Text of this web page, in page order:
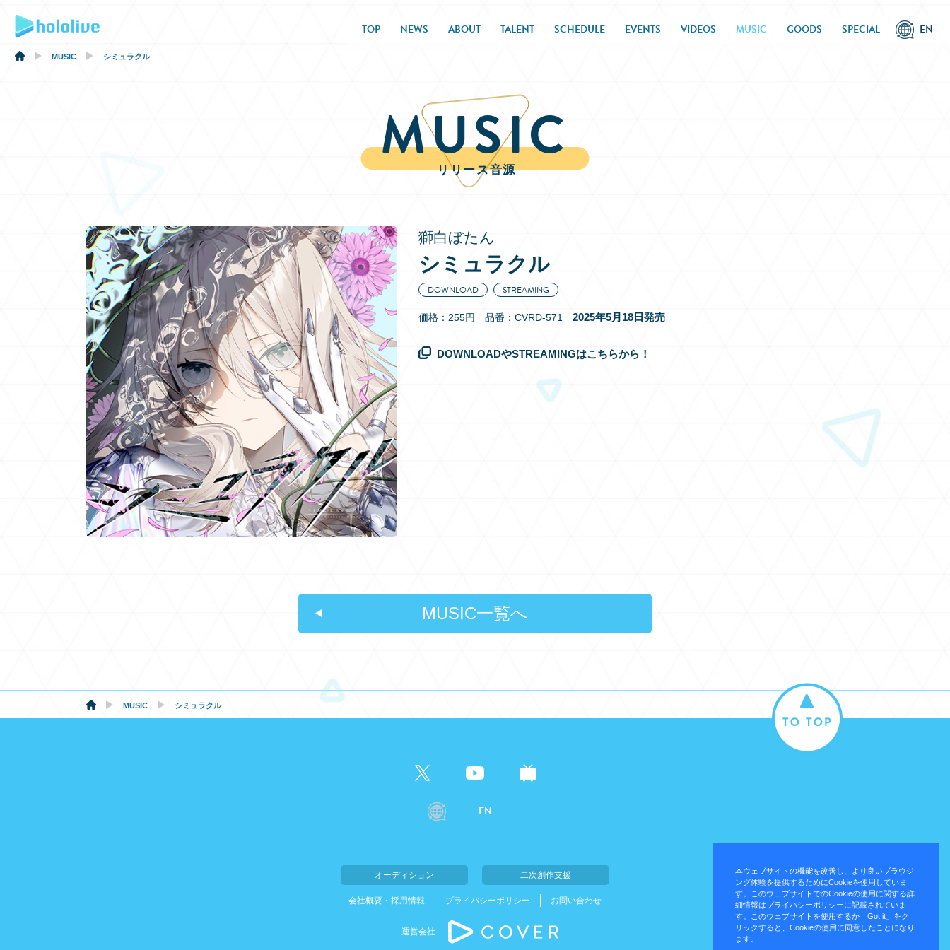
本ウェブサイトの機能を改善し、より良いブラウジ
ング体験を提供するためにCookieを使用していま
す。このウェブサイトでのCookieの使用に関する詳
細情報はプライバシーポリシーに記載されていま
す。このウェブサイトを使用するか「Got it」をク
リックすると、Cookieの使用に同意したことになり
ます。
TOP NEWS ABOUT TALENT SCHEDULE EVENTS VIDEOS MUSIC GOODS SPECIAL EN
MUSIC シミュラクル
MUSIC
リリース音源
獅白ぼたん
シミュラクル
DOWNLOAD STREAMING
価格：255円 品番：CVRD-571 2025年5月18日発売
DOWNLOADやSTREAMINGはこちらから！
MUSIC一覧へ
MUSIC シミュラクル
EN
オーディション 二次創作支援
会社概要・採用情報 プライバシーポリシー お問い合わせ
運営会社